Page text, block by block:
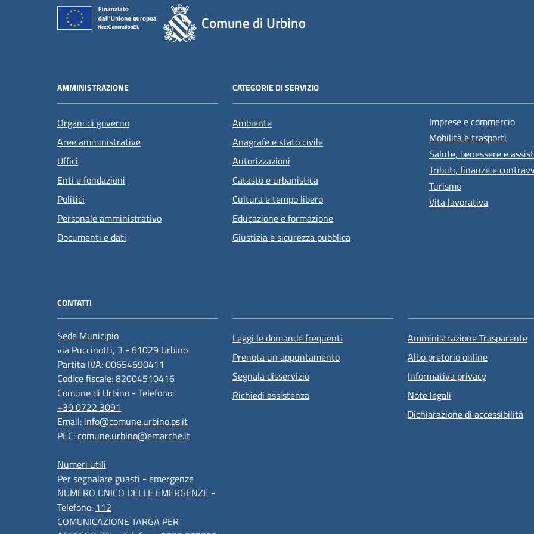
Comune di Urbino
AMMINISTRAZIONE
Organi di governo
Aree amministrative
Uffici
Enti e fondazioni
Politici
Personale amministrativo
Documenti e dati
CATEGORIE DI SERVIZIO
Ambiente
Anagrafe e stato civile
Autorizzazioni
Catasto e urbanistica
Cultura e tempo libero
Educazione e formazione
Giustizia e sicurezza pubblica
Imprese e commercio
Mobilità e trasporti
Salute, benessere e
Tributi, finanze e
Turismo
Vita lavorativa
CONTATTI
Sede Municipio
via Puccinotti, 3 - 61029 Urbino
Partita IVA: 00654690411
Codice fiscale: 82004510416
Comune di Urbino - Telefono:
+39 0722 3091
Email: info@comune.urbino.ps.it
PEC:comune.urbino@emarche.it
Numeri utili
Per segnalare guasti - emergenze
NUMERO UNICO DELLE EMERGENZE -
Telefono: 112
COMUNICAZIONE TARGA PER
Leggi le domande frequenti
Prenota un appuntamento
Segnala disservizio
Richiedi assistenza
Amministrazione Trasparente
Albo pretorio online
Informativa privacy
Note legali
Dichiarazione di accessibilità